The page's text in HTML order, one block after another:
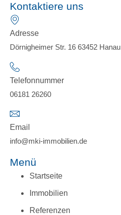
Kontaktiere uns
Adresse
Dörnigheimer Str. 16 63452 Hanau
Telefonnummer
06181 26260
Email
info@mki-immobilien.de
Menü
Startseite
Immobilien
Referenzen